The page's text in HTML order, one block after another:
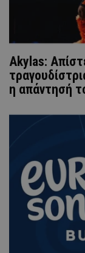
Akylas:
η απάντησή